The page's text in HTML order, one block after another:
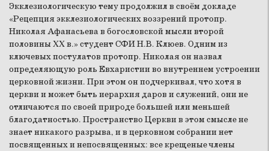
Экклезиологическую тему продолжил в своём докладе
«Рецепция экклезиологических воззрений протопр.
Николая Афанасьева в богословской мысли второй
половины XX в.» студент СФИ Н.В. Клюев. Одним из
ключевых постулатов протопр. Николая он назвал
определяющую роль Евхаристии во внутреннем устроении
церковной жизни. При этом он подчеркивал, что хотя в
церкви и может быть иерархия даров и служений, они не
отличаются по своей природе большей или меньшей
благодатностью. Пространство Церкви в этом смысле не
знает никакого разрыва, и в церковном собрании нет
посвященных и непосвященных: все крещеные члены